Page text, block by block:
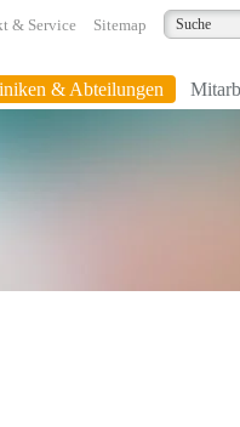
& Service Sitemap
& Abteilungen